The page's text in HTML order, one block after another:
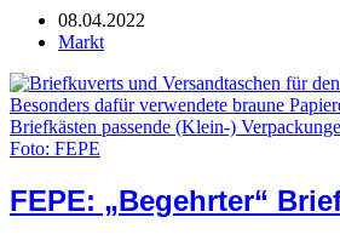
in
08.04.2022
Markt
FEPE: „Begehrter“